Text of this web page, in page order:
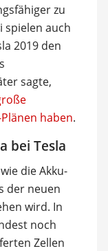
zu
spielen auch
2019 den
sagte,
haben.
bei Tesla
die Akku-
der neuen
wird. In
noch
Zellen